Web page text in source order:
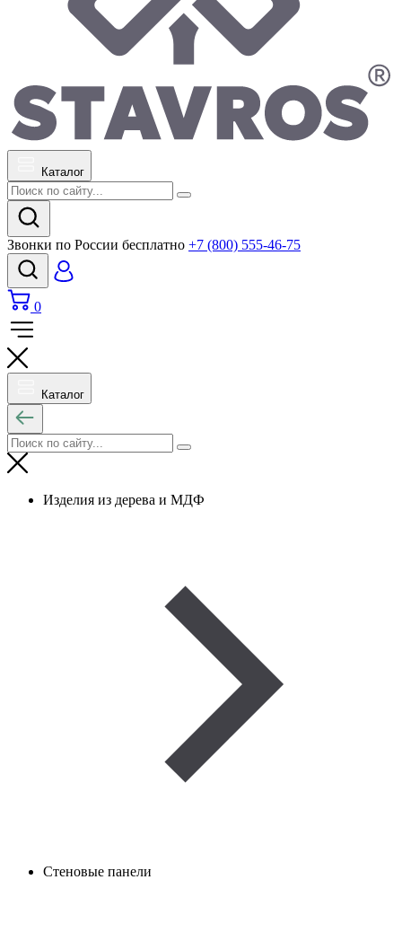
Каталог
Звонки по России бесплатно +7 (800) 555-46-75
0
Каталог
Изделия из дерева и МДФ
Стеновые панели